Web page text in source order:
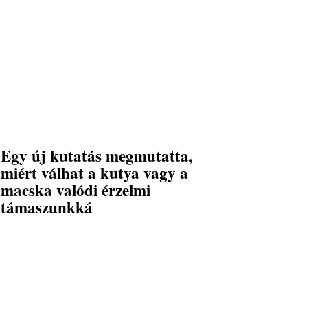
Egy új kutatás megmutatta,
miért válhat a kutya vagy a
macska valódi érzelmi
támaszunkká